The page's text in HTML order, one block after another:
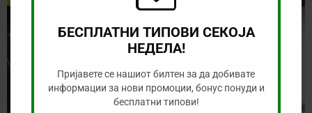
БЕСПЛАТНИ ТИПОВИ СЕКОЈА
НЕДЕЛА!
Пријавете се нашиот билтен за да добивате
информации за нови промоции, бонус понуди и
бесплатни типови!